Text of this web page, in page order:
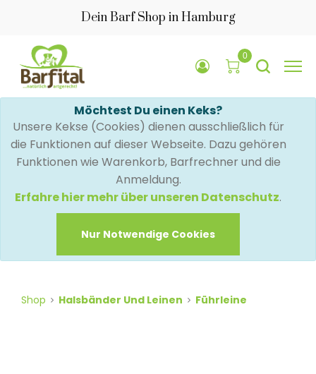
Dein Barf Shop in Hamburg
0
Möchtest Du einen Keks?
Unsere Kekse (Cookies) dienen ausschließlich für
die Funktionen auf dieser Webseite. Dazu gehören
Funktionen wie Warenkorb, Barfrechner und die
Anmeldung.
Erfahre hier mehr über unseren Datenschutz.
Nur Notwendige Cookies
Shop Halsbänder Und Leinen Führleine